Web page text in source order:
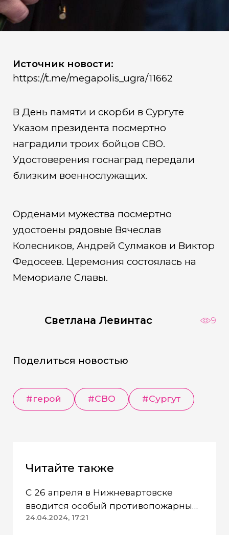
троих бойцов СВО
Источник новости:
https://t.me/megapolis_ugra/11662
В День памяти и скорби в Сургуте
Указом президента посмертно
наградили троих бойцов СВО.
Удостоверения госнаград передали
близким военнослужащих.
Орденами мужества посмертно
удостоены рядовые Вячеслав
Колесников, Андрей Сулмаков и Виктор
Федосеев. Церемония состоялась на
Мемориале Славы.
Светлана Левинтас 9
Поделиться новостью
#герой #СВО #Сургут
Читайте также
С 26 апреля в Нижневартовске
вводится особый противопожарный
режим
24.04.2024, 17:21